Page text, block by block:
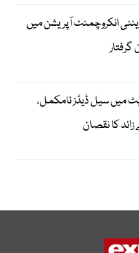
انکروچمنٹ آپریشن میں
میں سیل ڈیڈز نامکمل،